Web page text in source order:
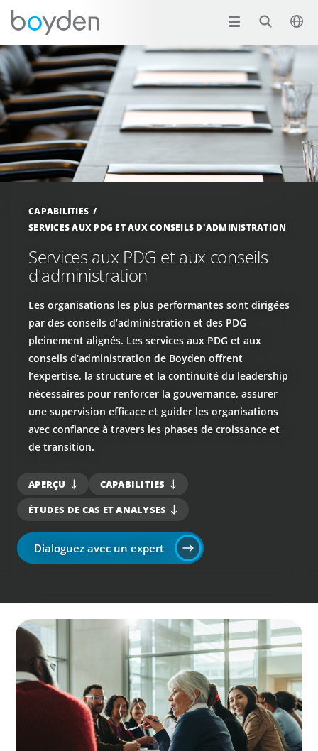
CAPABILITIES
SERVICES AUX PDG ET AUX CONSEILS D'ADMINISTRATION
Services aux PDG et aux conseils
d'administration
Les organisations les plus performantes sont dirigées
par des conseils d’administration et des PDG
pleinement alignés. Les services aux PDG et aux
conseils d’administration de Boyden offrent
l’expertise, la structure et la continuité du leadership
nécessaires pour renforcer la gouvernance, assurer
une supervision efficace et guider les organisations
avec confiance à travers les phases de croissance et
de transition.
APERÇU
CAPABILITIES
ÉTUDES DE CAS ET ANALYSES
Dialoguez avec un expert